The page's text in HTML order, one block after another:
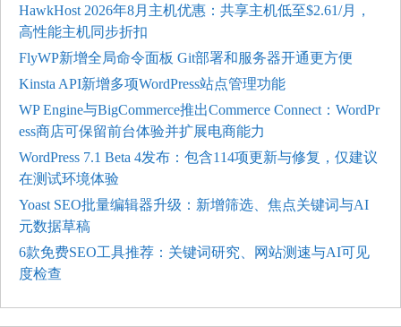
HawkHost 2026年8月主机优惠：共享主机低至$2.61/月，
高性能主机同步折扣
FlyWP新增全局命令面板 Git部署和服务器开通更方便
Kinsta API新增多项WordPress站点管理功能
WP Engine与BigCommerce推出Commerce Connect：WordPr
ess商店可保留前台体验并扩展电商能力
WordPress 7.1 Beta 4发布：包含114项更新与修复，仅建议
在测试环境体验
Yoast SEO批量编辑器升级：新增筛选、焦点关键词与AI
元数据草稿
6款免费SEO工具推荐：关键词研究、网站测速与AI可见
度检查